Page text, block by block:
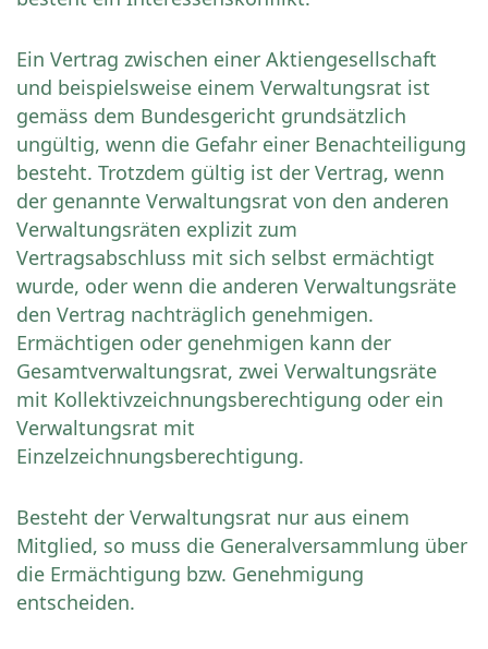
Ein Vertrag zwischen einer Aktiengesellschaft
und beispielsweise einem Verwaltungsrat ist
gemäss dem Bundesgericht grundsätzlich
ungültig, wenn die Gefahr einer Benachteiligung
besteht. Trotzdem gültig ist der Vertrag, wenn
der genannte Verwaltungsrat von den anderen
Verwaltungsräten explizit zum
Vertragsabschluss mit sich selbst ermächtigt
wurde, oder wenn die anderen Verwaltungsräte
den Vertrag nachträglich genehmigen.
Ermächtigen oder genehmigen kann der
Gesamtverwaltungsrat, zwei Verwaltungsräte
mit Kollektivzeichnungsberechtigung oder ein
Verwaltungsrat mit
Einzelzeichnungsberechtigung.
Besteht der Verwaltungsrat nur aus einem
Mitglied, so muss die Generalversammlung über
die Ermächtigung bzw. Genehmigung
entscheiden.